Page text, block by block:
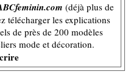
(déjà plus de
télécharger les explications
de près de 200 modèles
mode et décoration.